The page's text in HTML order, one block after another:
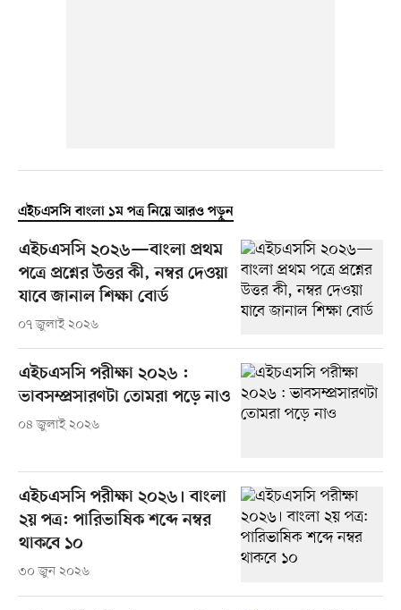
এইচএসসি বাংলা ১ম পত্র নিয়ে আরও পড়ুন
এইচএসসি ২০২৬—বাংলা প্রথম
পত্রে প্রশ্নের উত্তর কী, নম্বর দেওয়া
যাবে জানাল শিক্ষা বোর্ড
০৭ জুলাই ২০২৬
এইচএসসি পরীক্ষা ২০২৬ :
ভাবসম্প্রসারণটা তোমরা পড়ে নাও
০৪ জুলাই ২০২৬
এইচএসসি পরীক্ষা ২০২৬। বাংলা
২য় পত্র: পারিভাষিক শব্দে নম্বর
থাকবে ১০
৩০ জুন ২০২৬